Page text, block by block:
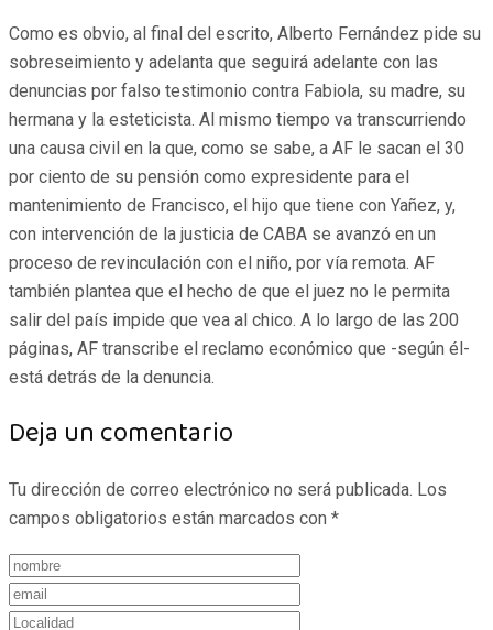
Como es obvio, al final del escrito, Alberto Fernández pide su
sobreseimiento y adelanta que seguirá adelante con las
denuncias por falso testimonio contra Fabiola, su madre, su
hermana y la esteticista. Al mismo tiempo va transcurriendo
una causa civil en la que, como se sabe, a AF le sacan el 30
por ciento de su pensión como expresidente para el
mantenimiento de Francisco, el hijo que tiene con Yañez, y,
con intervención de la justicia de CABA se avanzó en un
proceso de revinculación con el niño, por vía remota. AF
también plantea que el hecho de que el juez no le permita
salir del país impide que vea al chico. A lo largo de las 200
páginas, AF transcribe el reclamo económico que -según él-
está detrás de la denuncia.
Deja un comentario
Tu dirección de correo electrónico no será publicada. Los
campos obligatorios están marcados con *